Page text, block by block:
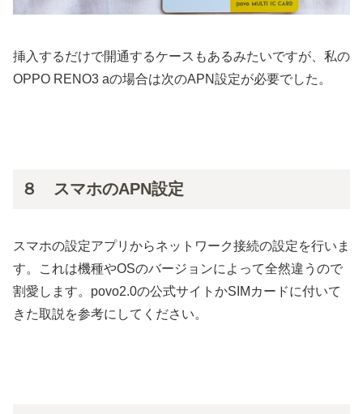
挿入するだけで開通するケースもあるみたいですが、私の
OPPO RENO3 aの場合は次のAPN設定が必要でした。
８ スマホのAPN設定
スマホの設定アプリからネットワーク接続の設定を行いま
す。これは機種やOSのバージョンによって全然違うので
割愛します。povo2.0の公式サイトかSIMカードに付いて
きた取説を参考にしてください。